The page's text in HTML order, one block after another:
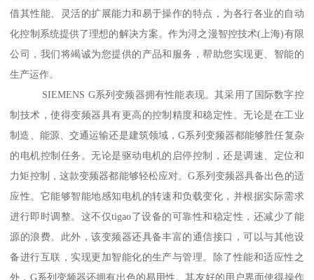
借其性能、灵活的扩展能力和易于操作的特点，为各行各业的自动
化控制系统提供了理想的解决方案。作为浔之漫智控技术(上海)有限
公司，我们将竭诚为您提供的产品和服务，帮助您实现更、智能的
生产运作。
SIEMENS G系列变频器拥有性能表现。其采用了国际数字控
制技术，使得变频器具有更高的控制精度和稳定性。无论是在工业
制造、能源、交通运输还是建筑领域，G系列变频器都能够胜任复杂
的电机控制任务。无论是驱动电机的启停控制，还是调速、定位和
力矩控制，这款变频器都能够轻松应对。G系列变频器具备出色的适
应性。它能够智能地感知电机的转速和负载变化，并根据实际需求
进行即时调整。这不仅tigao了设备的可靠性和稳定性，还减少了能
源的浪费。此外，该变频器还具备丰富的通信接口，可以与其他设
备进行互联，实现更加智能化的生产与管理。除了性能和适应性之
外，G系列变频器还拥有出色的易用性。其友好的用户界面使得操作